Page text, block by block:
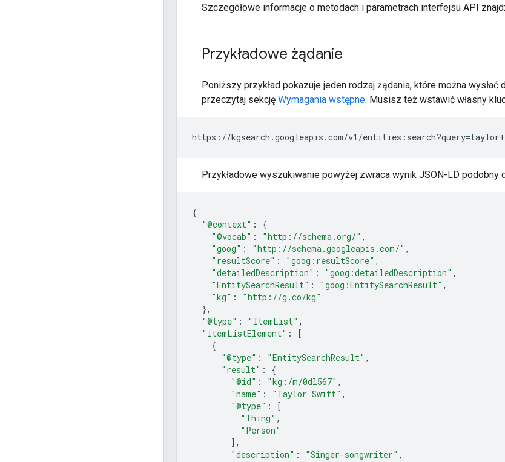
Szczegółowe informacje o metodach i parametrach interfejsu API
Przykładowe żądanie
Poniższy przykład pokazuje jeden rodzaj żądania, które można
przeczytaj sekcję Wymagania wstępne. Musisz też wstawić własny
https://kgsearch.googleapis.com/v1/
Przykładowe wyszukiwanie powyżej zwraca wynik JSON-LD podobny
{
"@context" :
{
"@vocab" : "http://schema.org/" ,
"goog" : "http://schema.googleapis.com/" ,
"resultScore" : "goog:resultScore" ,
"detailedDescription" : "goog:detailedDescription" ,
"EntitySearchResult" : "goog:EntitySearchResult" ,
"kg" :
"http://g.co/kg"
},
"@type" : "ItemList" ,
"itemListElement" :
[
{
"@type" : "EntitySearchResult" ,
"result" :
{
"@id" : "kg:/m/0dl567" ,
"name" : "Taylor Swift" ,
"@type" :
[
"Thing" ,
"Person"
],
"description" : "Singer-songwriter" ,